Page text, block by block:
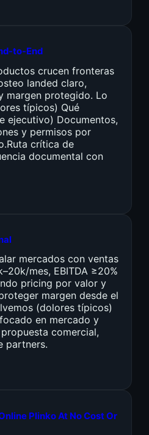
to-End
crucen fronteras
landed claro,
margen protegido. Lo
típicos) Qué
ejecutivo) Documentos,
y permisos por
crítica de
documental con
mercados con ventas
mes, EBITDA ≥20%
pricing por valor y
margen desde el
(dolores típicos)
en mercado y
comercial,
partners.
Plinko At No Cost Or